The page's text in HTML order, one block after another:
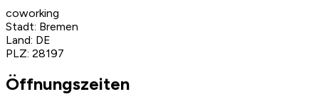
coworking
Stadt: Bremen
Land: DE
PLZ: 28197
Öffnungszeiten